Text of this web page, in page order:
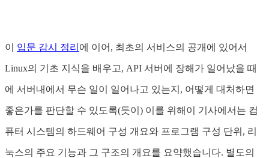
이 입문 감시 정리 에 이어, 최초의 서비스의 공개에 있어서
Linux의 기초 지식을 배우고, API 서버에 장해가 일어났을 때
에 서버내에서 무슨 일이 일어나고 있는지, 어떻게 대처하면
좋은가를 판단할 수 있도록(듯이) 이를 위해이 기사에서는 컴
퓨터 시스템의 하드웨어 구성 개요와 프로그램 구성 단위, 리
눅스의 주요 기능과 그 구조의 개요를 요약했습니다. 별도의